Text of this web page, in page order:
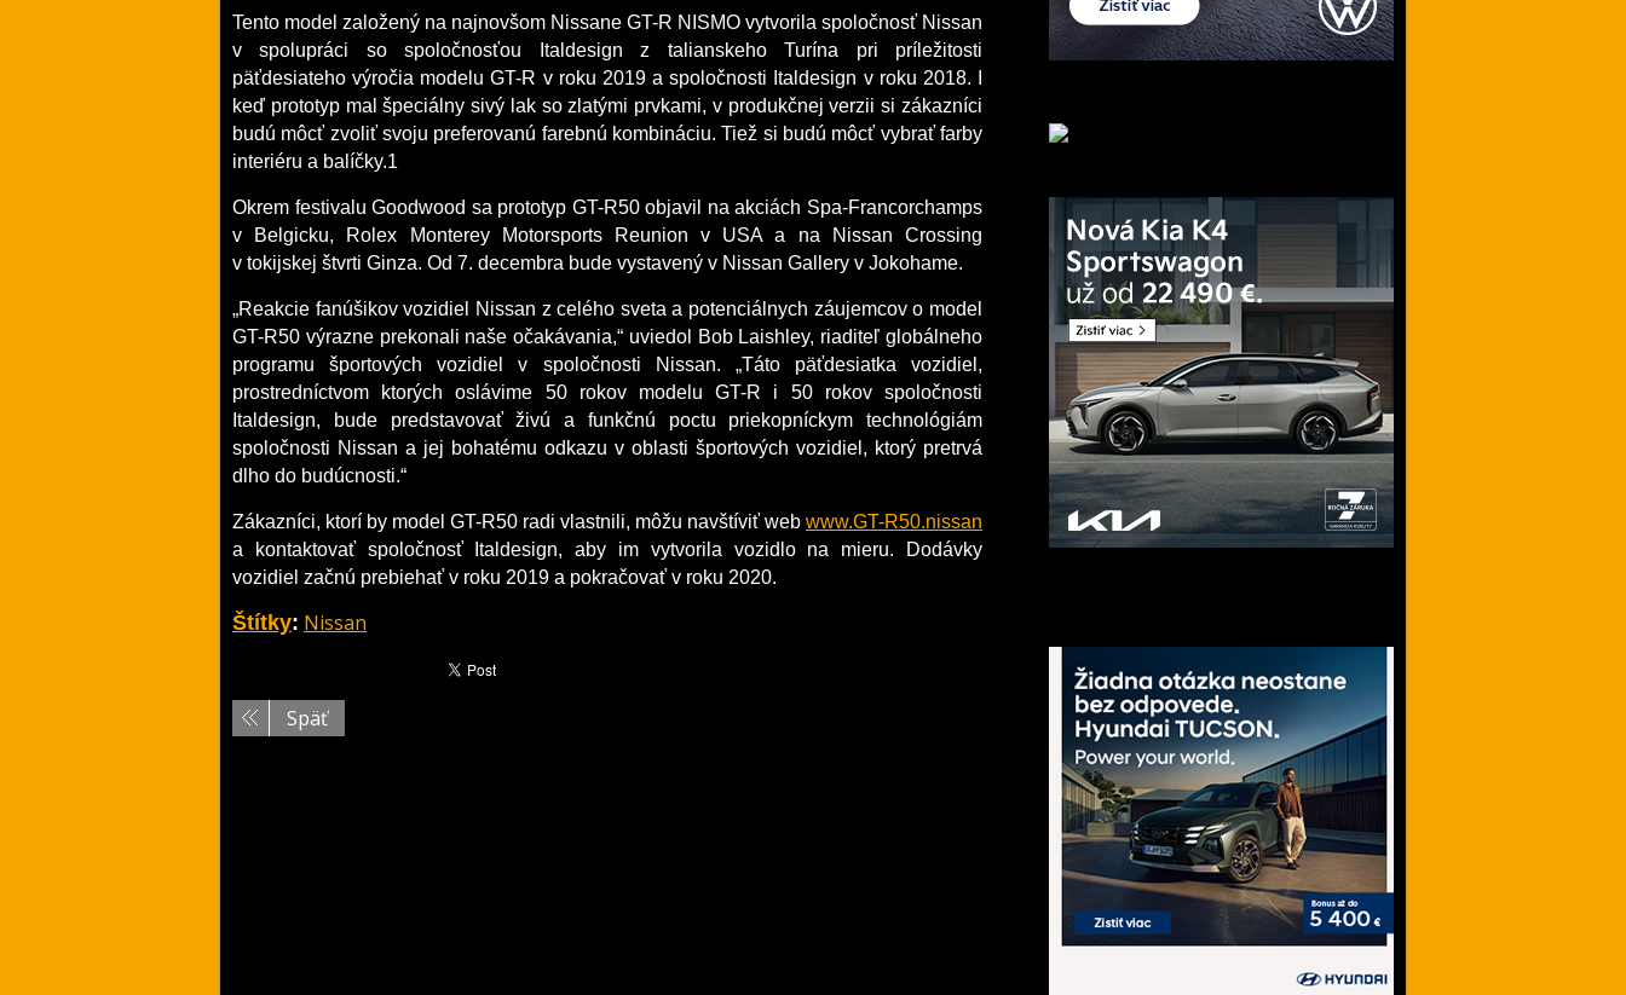
Tento model založený na najnovšom Nissane GT-R NISMO vytvorila spoločnosť Nissan
v spolupráci so spoločnosťou Italdesign z talianskeho Turína pri príležitosti
päťdesiateho výročia modelu GT-R v roku 2019 a spoločnosti Italdesign v roku 2018. I
keď prototyp mal špeciálny sivý lak so zlatými prvkami, v produkčnej verzii si zákazníci
budú môcť zvoliť svoju preferovanú farebnú kombináciu. Tiež si budú môcť vybrať farby
interiéru a balíčky.1
Okrem festivalu Goodwood sa prototyp GT-R50 objavil na akciách Spa-Francorchamps
v Belgicku, Rolex Monterey Motorsports Reunion v USA a na Nissan Crossing
v tokijskej štvrti Ginza. Od 7. decembra bude vystavený v Nissan Gallery v Jokohame.
„Reakcie fanúšikov vozidiel Nissan z celého sveta a potenciálnych záujemcov o model
GT-R50 výrazne prekonali naše očakávania,“ uviedol Bob Laishley, riaditeľ globálneho
programu športových vozidiel v spoločnosti Nissan. „Táto päťdesiatka vozidiel,
prostredníctvom ktorých oslávime 50 rokov modelu GT-R i 50 rokov spoločnosti
Italdesign, bude predstavovať živú a funkčnú poctu priekopníckym technológiám
spoločnosti Nissan a jej bohatému odkazu v oblasti športových vozidiel, ktorý pretrvá
dlho do budúcnosti.“
Zákazníci, ktorí by model GT-R50 radi vlastnili, môžu navštíviť web www.GT-R50.nissan
a kontaktovať spoločnosť Italdesign, aby im vytvorila vozidlo na mieru. Dodávky
vozidiel začnú prebiehať v roku 2019 a pokračovať v roku 2020.
Štítky: Nissan
Späť